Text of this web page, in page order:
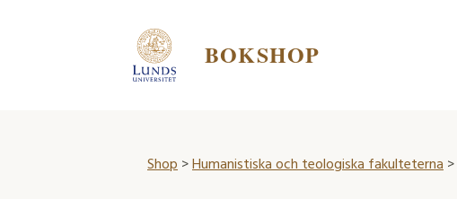
BOKSHOP
Shop>Humanistiska och teologiska fakulteterna>